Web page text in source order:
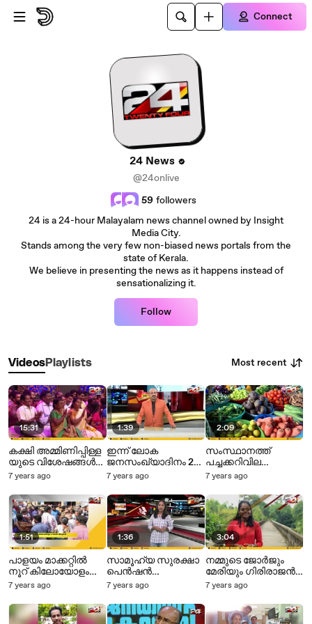
Skip to main content
Connect
24 News
@24onlive
59 followers
24 is a 24-hour Malayalam news channel owned by Insight
Media City.
Stands among the very few non-biased news portals from the
state of Kerala.
We believe in presenting the news as it happens instead of
sensationalizing it.
Follow
VideosPlaylists Most recent
15:31
കക്ഷി അമ്മിണിപ്പിള്ള
യുടെ വിശേഷങ്ങൾ
പങ്ക് വെച്ച് നിർമൽ
7 years ago
1:51
പാളയം മാക്കറ്റിൽ
നൂറ് കിലോയോളം
പഴകിയ മീനുകൾ
7 years ago
1:39
ഇന്ന് ലോക
ജനസംഖ്യാദിനം 24
Special
7 years ago
1:36
സാമൂഹ്യ സുരക്ഷാ
പെൻഷൻ
അട്ടിമറിക്കാൻ നീക്കം
7 years ago
2:09
സംസ്ഥാനത്ത്
പച്ചക്കറിവില
കുതിച്ചുയരുന്നു 24
7 years ago
3:04
നമ്മുടെ ജോർജും
മേരിയും ഗിരിരാജൻ
കോഴിയുമൊക്കെ
ഉളിയന്നൂരിലെ
7 years ago